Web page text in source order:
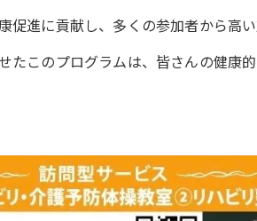
進に貢献し、多くの参加者から高い
このプログラムは、皆さんの健康